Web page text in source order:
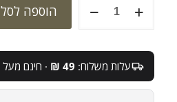
של
NEBO
LUXTREME
SL100
הוספה לסל
עלות משלוח: 49 ₪ · חינם מעל 500 ₪